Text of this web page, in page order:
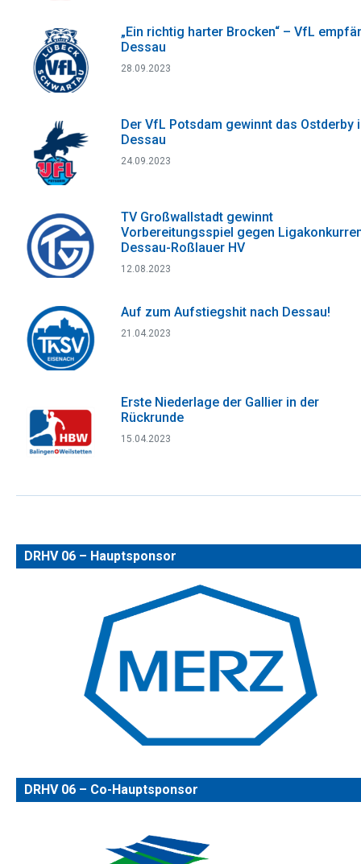
„Ein richtig harter Brocken“ – VfL
Dessau
28.09.2023
Der VfL Potsdam gewinnt das Ostderby
Dessau
24.09.2023
TV Großwallstadt gewinnt
Vorbereitungsspiel gegen
Dessau-Roßlauer HV
12.08.2023
Auf zum Aufstiegshit nach Dessau!
21.04.2023
Erste Niederlage der Gallier in der
Rückrunde
15.04.2023
DRHV 06 – Hauptsponsor
DRHV 06 – Co-Hauptsponsor